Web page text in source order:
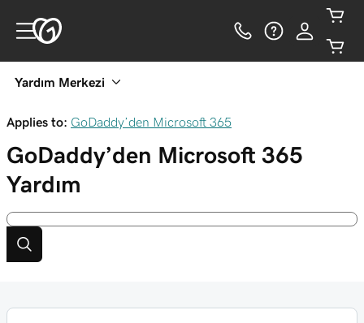
Yardım Merkezi
Applies to: GoDaddy’den Microsoft 365
GoDaddy’den Microsoft 365
Yardım